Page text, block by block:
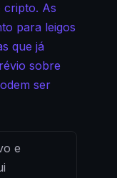
cripto. As
para leigos
que já
sobre
ser
e